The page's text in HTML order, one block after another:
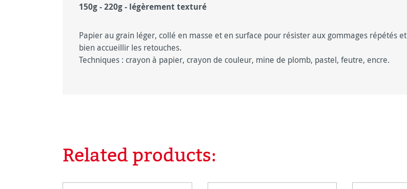
150g - 220g - légèrement texturé
Papier au grain léger, collé en masse et en surface pour résister aux gommages répétés et
bien accueillir les retouches.
Techniques : crayon à papier, crayon de couleur, mine de plomb, pastel, feutre, encre.
Ignorer la galerie de produits
Related products: